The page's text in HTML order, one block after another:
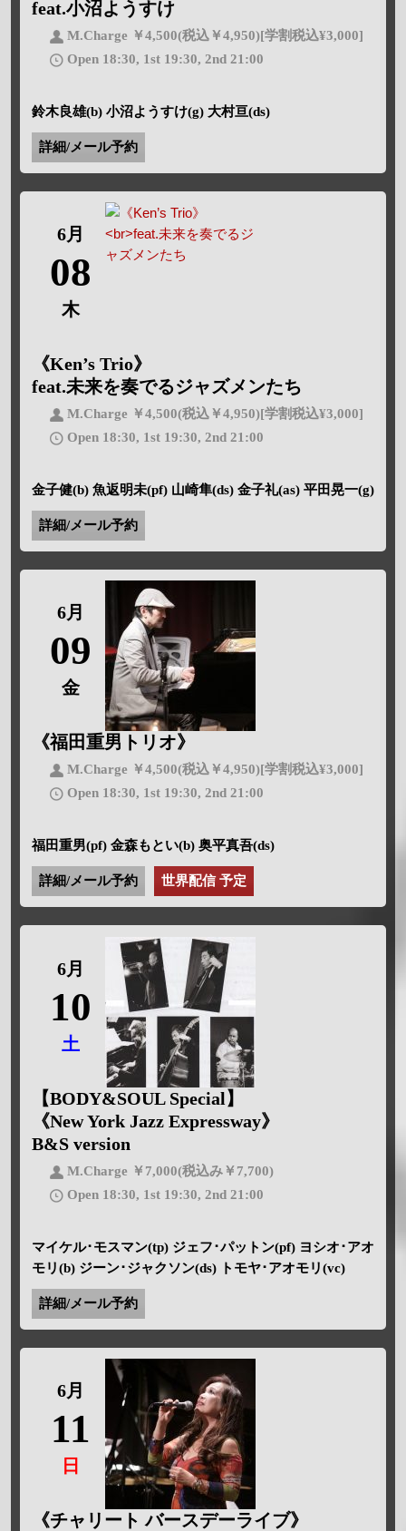
feat.小沼ようすけ
M.Charge ￥4,500(税込￥4,950)[学割税込¥3,000]
Open 18:30, 1st 19:30, 2nd 21:00
鈴木良雄(b) 小沼ようすけ(g) 大村亘(ds)
詳細/メール予約
6月
08
木
《Ken’s Trio》
feat.未来を奏でるジャズメンたち
M.Charge ￥4,500(税込￥4,950)[学割税込¥3,000]
Open 18:30, 1st 19:30, 2nd 21:00
金子健(b) 魚返明未(pf) 山崎隼(ds) 金子礼(as) 平田晃一(g)
詳細/メール予約
6月
09
金
《福田重男トリオ》
M.Charge ￥4,500(税込￥4,950)[学割税込¥3,000]
Open 18:30, 1st 19:30, 2nd 21:00
福田重男(pf) 金森もとい(b) 奥平真吾(ds)
詳細/メール予約 世界配信 予定
6月
10
土
【BODY&SOUL Special】
《New York Jazz Expressway》
B&S version
M.Charge ￥7,000(税込み￥7,700)
Open 18:30, 1st 19:30, 2nd 21:00
マイケル･モスマン(tp) ジェフ･パットン(pf) ヨシオ･アオ
モリ(b) ジーン･ジャクソン(ds) トモヤ･アオモリ(vc)
詳細/メール予約
6月
11
日
《チャリート バースデーライブ》